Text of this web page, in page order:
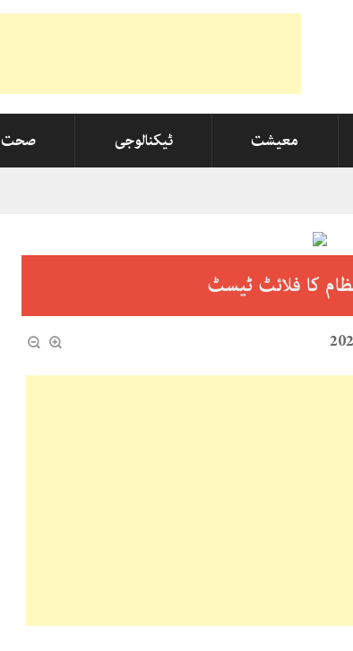
معیشت ٹیکنالوجی صحت
نظام کا فلائٹ ٹیسٹ